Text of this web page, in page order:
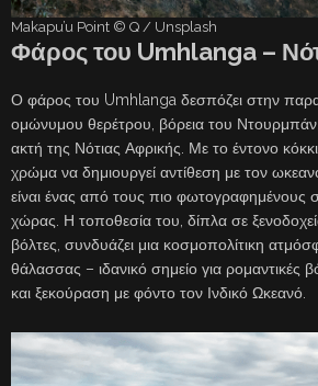
Makapu’u Point © Q / Unsplash
Φάρος του Umhlanga –
Ο φάρος του Umhlanga δεσπόζει στην
ομώνυμου θερέτρου, βόρεια του Ντουρμπάν,
ακτή της Νότιας Αφρικής. Με το έντονο
χρώμα να δημιουργεί αντίθεση με τον
είναι ένας από τους πιο φωτογραφημένους
χώρας. Η τοποθεσία του, δίπλα σε
βόλτες, συνδυάζει μια κοσμοπολίτικη
θάλασσας – ιδανικό σημείο για ρομαντικές
και ξεκούραση με φόντο τον Ινδικό Ωκεανό.